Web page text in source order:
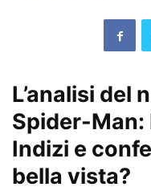
L’analisi del
Spider-Man:
Indizi e
bella vista?